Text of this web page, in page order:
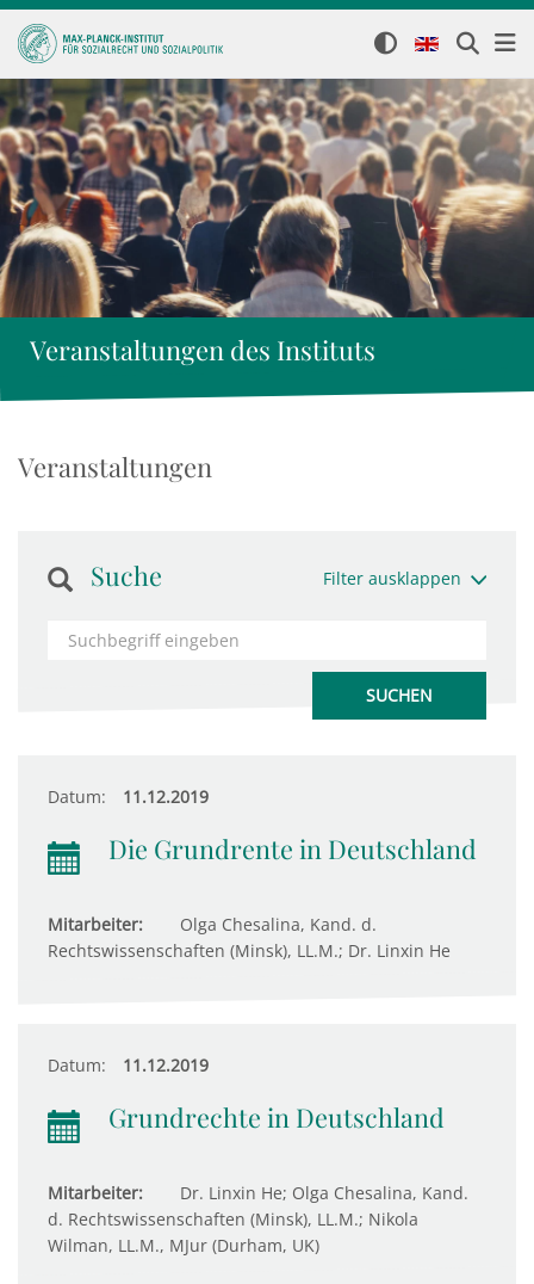
Veranstaltungen des Instituts
Veranstaltungen
Suche Filter ausklappen
Datum: 11.12.2019
Die Grundrente in Deutschland
Mitarbeiter:
Olga Chesalina, Kand. d.
Rechtswissenschaften (Minsk), LL.M.; Dr. Linxin He
Datum: 11.12.2019
Grundrechte in Deutschland
Mitarbeiter:
Dr. Linxin He; Olga Chesalina, Kand.
d. Rechtswissenschaften (Minsk), LL.M.; Nikola
Wilman, LL.M., MJur (Durham, UK)